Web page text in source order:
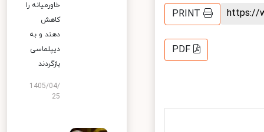
PRINT
PDF
خاورمیانه را
کاهش
دهند و به
دیپلماسی
بازگردند
1405/04/
25